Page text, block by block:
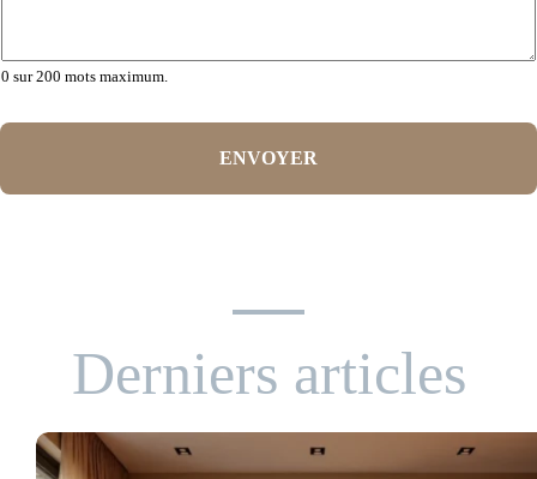
0 sur 200 mots maximum.
ENVOYER
Derniers articles